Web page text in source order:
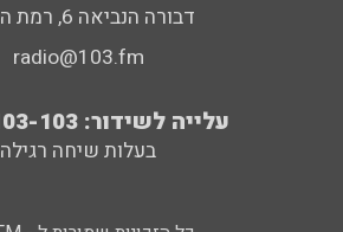
דבורה הנביאה 6, רמת השרון
radio@103.fm
עלייה לשידור: 0552-103-103
בעלות שיחה רגילה